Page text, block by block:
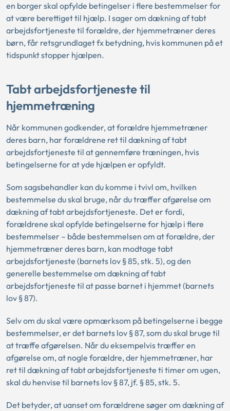
en borger skal opfylde betingelser i flere bestemmelser for
at være berettiget til hjælp. I sager om dækning af tabt
arbejdsfortjeneste til forældre, der hjemmetræner deres
børn, får retsgrundlaget fx betydning, hvis kommunen på et
tidspunkt stopper hjælpen.
Tabt arbejdsfortjeneste til
hjemmetræning
Når kommunen godkender, at forældre hjemmetræner
deres barn, har forældrene ret til dækning af tabt
arbejdsfortjeneste til at gennemføre træningen, hvis
betingelserne for at yde hjælpen er opfyldt.
Som sagsbehandler kan du komme i tvivl om, hvilken
bestemmelse du skal bruge, når du træffer afgørelse om
dækning af tabt arbejdsfortjeneste. Det er fordi,
forældrene skal opfylde betingelserne for hjælp i flere
bestemmelser – både bestemmelsen om at forældre, der
hjemmetræner deres barn, kan modtage tabt
arbejdsfortjeneste (barnets lov § 85, stk. 5), og den
generelle bestemmelse om dækning af tabt
arbejdsfortjeneste til at passe barnet i hjemmet (barnets
lov § 87).
Selv om du skal være opmærksom på betingelserne i begge
bestemmelser, er det barnets lov § 87, som du skal bruge til
at træffe afgørelsen. Når du eksempelvis træffer en
afgørelse om, at nogle forældre, der hjemmetræner, har
ret til dækning af tabt arbejdsfortjeneste ti timer om ugen,
skal du henvise til barnets lov § 87, jf. § 85, stk. 5.
Det betyder, at uanset om forældrene søger om dækning af